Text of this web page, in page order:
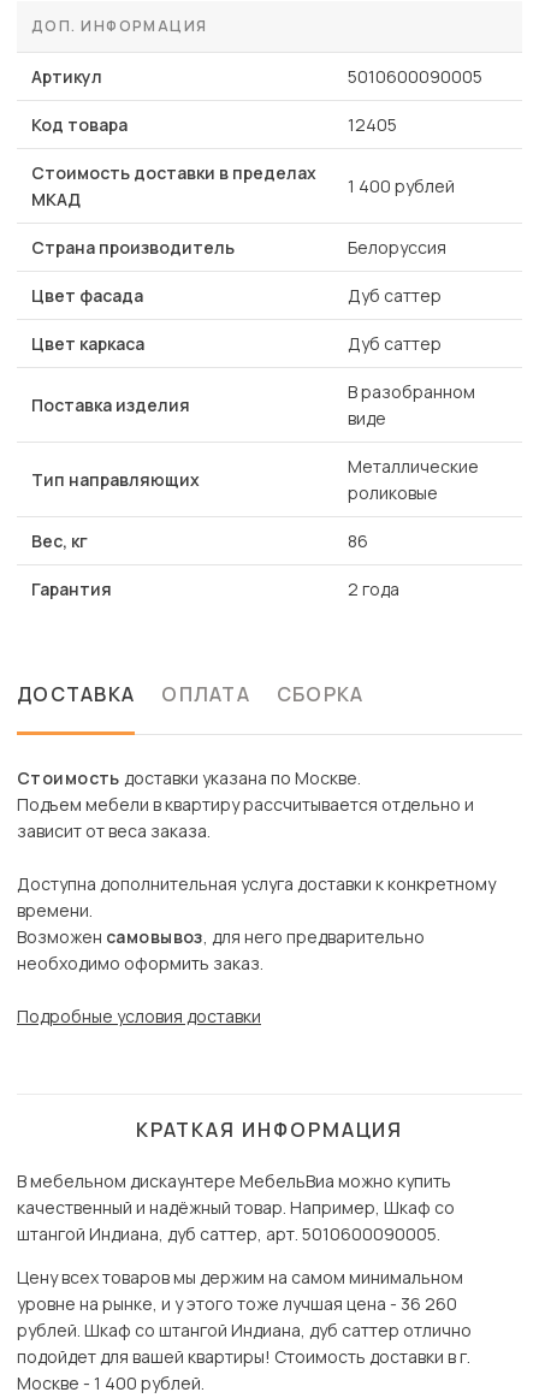
ДОП. ИНФОРМАЦИЯ
Артикул 5010600090005
Код товара 12405
Стоимость доставки в пределах
МКАД
1 400 рублей
Страна производитель Белоруссия
Цвет фасада Дуб саттер
Цвет каркаса Дуб саттер
Поставка изделия
В разобранном
виде
Тип направляющих
Металлические
роликовые
Вес, кг 86
Гарантия 2 года
ДОСТАВКА ОПЛАТА СБОРКА
Стоимость доставки указана по Москве.
Подъем мебели в квартиру рассчитывается отдельно и
зависит от веса заказа.
Доступна дополнительная услуга доставки к конкретному
времени.
Возможен самовывоз, для него предварительно
необходимо оформить заказ.
Подробные условия доставки
КРАТКАЯ ИНФОРМАЦИЯ
В мебельном дискаунтере МебельВиа можно купить
качественный и надёжный товар. Например, Шкаф со
штангой Индиана, дуб саттер, арт. 5010600090005.
Цену всех товаров мы держим на самом минимальном
уровне на рынке, и у этого тоже лучшая цена - 36 260
рублей. Шкаф со штангой Индиана, дуб саттер отлично
подойдет для вашей квартиры! Стоимость доставки в г.
Москве - 1 400 рублей.